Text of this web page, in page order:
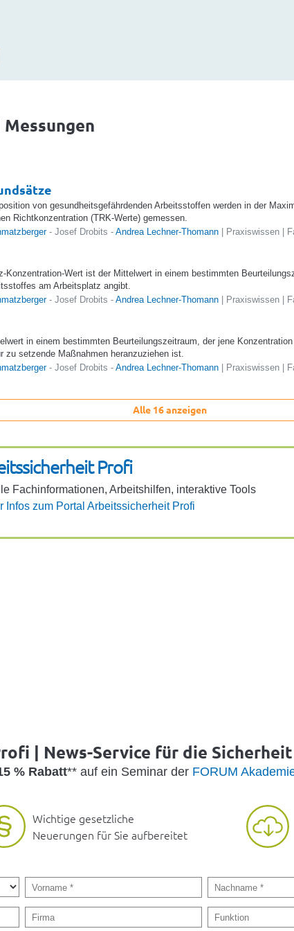
von gesundheitsgefährdenden Arbeitsstoffen werden in der
Richtkonzentration (TRK-Werte) gemessen.
- Josef Drobits -Andrea Lechner-Thomann | Praxiswissen |
Konzentration-Wert ist der Mittelwert in einem bestimmten
am Arbeitsplatz angibt.
- Josef Drobits -Andrea Lechner-Thomann | Praxiswissen |
in einem bestimmten Beurteilungszeitraum, der jene
zu setzende Maßnahmen heranzuziehen ist.
- Josef Drobits -Andrea Lechner-Thomann | Praxiswissen |
Alle 16 anzeigen
Profi
Fach­in­for­ma­ti­onen, Arbeits­hilfen, inter­ak­tive Tools
Infos zum Portal Arbeits­si­cher­heit Profi
| News-Service für die
% Rabatt** auf ein Seminar der FORUM
Wichtige gesetzliche
Neuerungen für Sie aufbereitet